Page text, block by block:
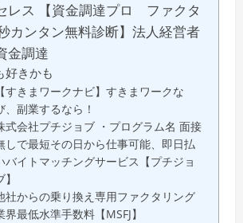
レス 【資金調達プロ ファクタ
カンタン無料診断】法人経営者
金調達
好きかも
【すきまワークナビ】すきまワークな
、副業するなら！
式会社プチジョブ ・プログラム名 面接
しで最短その日から仕事可能、即日払
バイトマッチングサービス【プチジョ
社からの乗り換え専用ファクタリング
界最低水準手数料【MSFJ】